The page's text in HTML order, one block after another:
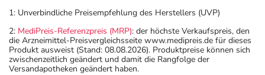
1: Unverbindliche Preisempfehlung des Herstellers (UVP)
2: MediPreis-Referenzpreis (MRP): der höchste Verkaufspreis, den
die Arzneimittel-Preisvergleichsseite www.medipreis.de für dieses
Produkt ausweist (Stand: 08.08.2026). Produktpreise können sich
zwischenzeitlich geändert und damit die Rangfolge der
Versandapotheken geändert haben.